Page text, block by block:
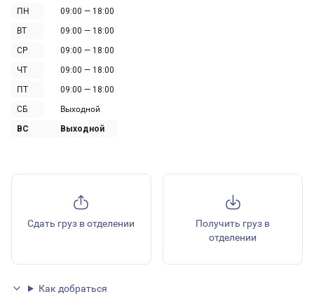
ПН
09:00 — 18:00
ВТ
09:00 — 18:00
СР
09:00 — 18:00
ЧТ
09:00 — 18:00
ПТ
09:00 — 18:00
СБ
Выходной
ВС
Выходной
Сдать груз в отделении
Получить груз в
отделении
Как добраться